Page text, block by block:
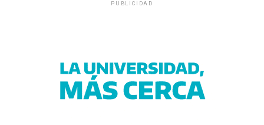
PUBLICIDAD